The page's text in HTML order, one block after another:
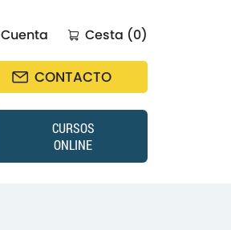
Cuenta Cesta (0)
CONTACTO
CURSOS
ONLINE